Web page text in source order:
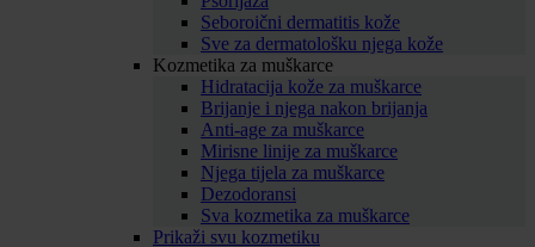
Seboroični dermatitis kože
Sve za dermatološku njega kože
Kozmetika za muškarce
Hidratacija kože za muškarce
Brijanje i njega nakon brijanja
Anti-age za muškarce
Mirisne linije za muškarce
Njega tijela za muškarce
Dezodoransi
Sva kozmetika za muškarce
Prikaži svu kozmetiku